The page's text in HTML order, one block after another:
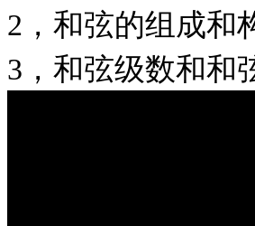
2，和弦的组成和
3，和弦级数和和